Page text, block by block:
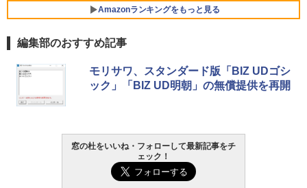
Core i5/16GB/SSD 512GB/ホワイト) FM
VWK3E15W_AZ
￥139,880
Amazonランキングをもっと見る
生成AIパスポート公式テキスト 第４版
￥1,766
AIイラスト表現辞典: 思い通りの絵を引き
出す プロンプトの言葉 AI画像生成シリー
ズ (はぴーイラストLabo)
Amazon Kindle Paperwhite (16GB) 7イ
ンチディスプレイ、色調調節ライト、12
週間持続バッテリー、広告なし、ブラッ
Amazon Kindle - 目に優しい、かさばら
ない、大きな画面で読みやすい、6週間持
編集部のおすすめ記事
モリサワ、スタンダード版「BIZ UDゴシ
ック」「BIZ UD明朝」の無償提供を再開
窓の杜をいいね・フォローして最新記事をチ
ェック！